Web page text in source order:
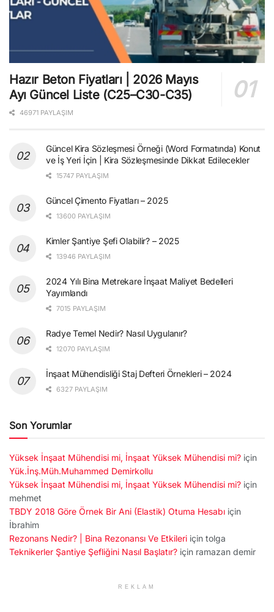
Hazır Beton Fiyatları | 2026 Mayıs
Ayı Güncel Liste (C25–C30-C35)
46971 PAYLAŞIM
Güncel Kira Sözleşmesi Örneği (Word Formatında) Konut
ve İş Yeri İçin | Kira Sözleşmesinde Dikkat Edilecekler
15747 PAYLAŞIM
Güncel Çimento Fiyatları – 2025
13600 PAYLAŞIM
Kimler Şantiye Şefi Olabilir? – 2025
13946 PAYLAŞIM
2024 Yılı Bina Metrekare İnşaat Maliyet Bedelleri
Yayımlandı
7015 PAYLAŞIM
Radye Temel Nedir? Nasıl Uygulanır?
12070 PAYLAŞIM
İnşaat Mühendisliği Staj Defteri Örnekleri – 2024
6327 PAYLAŞIM
Son Yorumlar
Yüksek İnşaat Mühendisi mi, İnşaat Yüksek Mühendisi mi? için
Yük.İnş.Müh.Muhammed Demirkollu
Yüksek İnşaat Mühendisi mi, İnşaat Yüksek Mühendisi mi? için
mehmet
TBDY 2018 Göre Örnek Bir Ani (Elastik) Otuma Hesabı için
İbrahim
Rezonans Nedir? | Bina Rezonansı Ve Etkileri için tolga
Teknikerler Şantiye Şefliğini Nasıl Başlatır? için ramazan demir
REKLAM